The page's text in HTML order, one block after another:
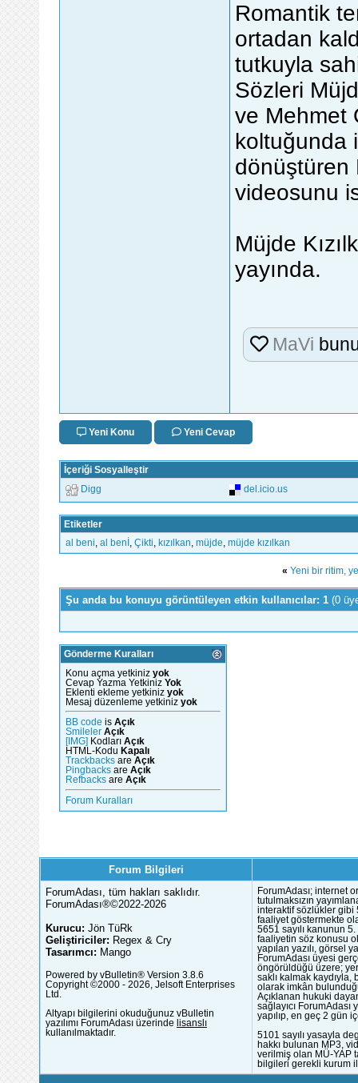
Romantik
ortadan
tutkuyla
Sözleri
ve Mehmet
koltuğunda
dönüştüren
videosunu
Müjde
yayında.
MaVi
Yeni Konu Yeni Cevap
İçeriği Sosyalleştir
Digg del.icio.us
Etiketler
al beni al benİ Çikti kızılkan müjde müjde kızılkan
« Yeni bir ritim,
Şu anda bu konuyu görüntüleyen etkin kullanıcılar: 1 (0
Gönderme Kuralları
Konu açma yetkiniz yok
Cevap Yazma Yetkiniz Yok
Eklenti ekleme yetkiniz yok
Mesaj düzenleme yetkiniz yok
BB code is Açık
Smileler Açık
[IMG]
Kodları Açık
HTML-Kodu Kapalı
Trackbacks are Açık
Pingbacks are Açık
Refbacks are Açık
Forum Kuralları
Forum Bilgileri
ForumAdası, tüm hakları saklıdır.
ForumAdası®©2022-2026
Kurucu: Jön TüRk
Geliştiriciler: Regex & Cry
Tasarımcı: Mango
Powered by vBulletin® Version 3.8.6
Copyright ©2000 - 2026, Jelsoft Enterprises
Ltd.
Altyapı bilgilerini okuduğunuz vBulletin
yazılımı ForumAdası üzerinde lisanslı
kullanılmaktadır.
ForumAdası; internet
tutulmaksızın
interaktif sözlükler gibi
faaliyet göstermekte
5651 sayılı kanunun
faaliyetin söz konusu
yapılan yazılı, görsel
ForumAdası üyesi
öngörüldüğü üzere;
saklı kalmak
olarak imkân
Açıklanan hukuki
sağlayıcı
yapılıp, en geç 2 gün
5101 sayılı yasayla
hakkı bulunan MP3,
verilmiş olan MÜ-YAP
bilgileri gerekli kurum